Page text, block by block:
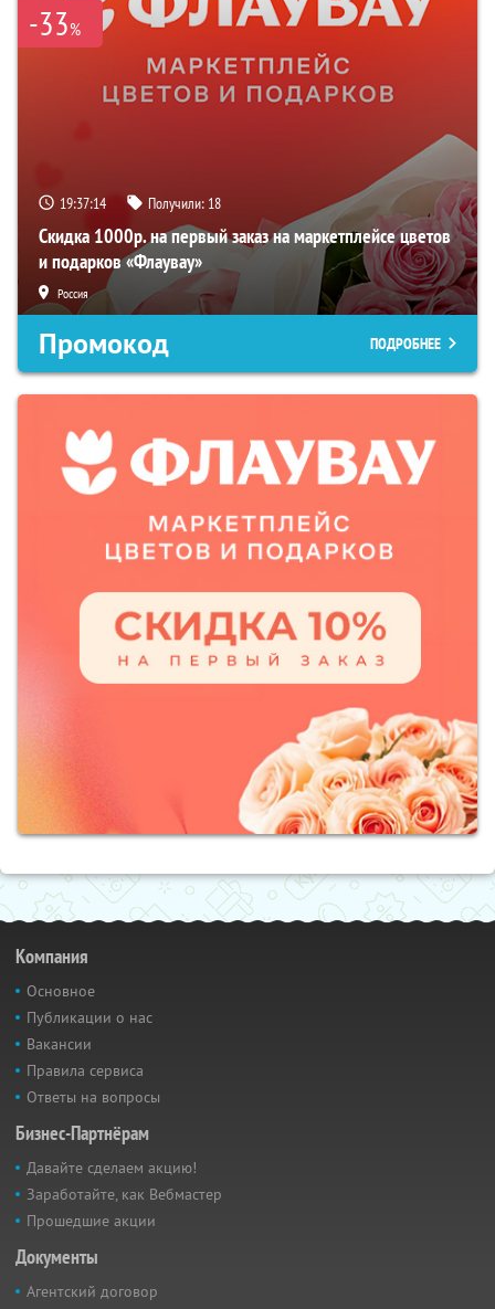
-33%
19:37:13 Получили: 18
Скидка 1000р. на первый заказ на маркетплейсе цветов
и подарков «Флаувау»
Россия
Промокод ПОДРОБНЕЕ
Компания
Основное
Публикации о нас
Вакансии
Правила сервиса
Ответы на вопросы
Бизнес-Партнёрам
Давайте сделаем акцию!
Заработайте, как Вебмастер
Прошедшие акции
Документы
Агентский договор